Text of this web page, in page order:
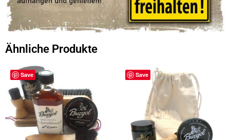
Ähnliche Produkte
Save Save